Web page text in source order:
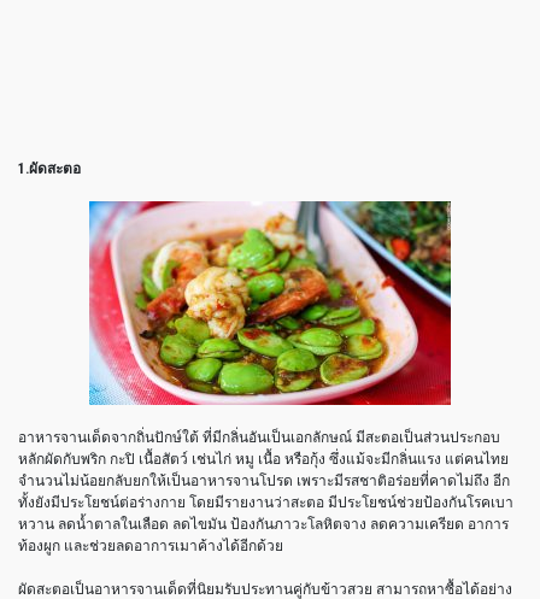
1.ผัดสะตอ
อาหารจานเด็ดจากถิ่นปักษ์ใต้ ที่มีกลิ่นอันเป็นเอกลักษณ์ มีสะตอเป็นส่วนประกอบ
หลักผัดกับพริก กะปิ เนื้อสัตว์ เช่นไก่ หมู เนื้อ หรือกุ้ง ซึ่งแม้จะมีกลิ่นแรง แต่คนไทย
จำนวนไม่น้อยกลับยกให้เป็นอาหารจานโปรด เพราะมีรสชาติอร่อยที่คาดไม่ถึง อีก
ทั้งยังมีประโยชน์ต่อร่างกาย โดยมีรายงานว่าสะตอ มีประโยชน์ช่วยป้องกันโรคเบา
หวาน ลดน้ำตาลในเลือด ลดไขมัน ป้องกันภาวะโลหิตจาง ลดความเครียด อาการ
ท้องผูก และช่วยลดอาการเมาค้างได้อีกด้วย
ผัดสะตอเป็นอาหารจานเด็ดที่นิยมรับประทานคู่กับข้าวสวย สามารถหาซื้อได้อย่าง